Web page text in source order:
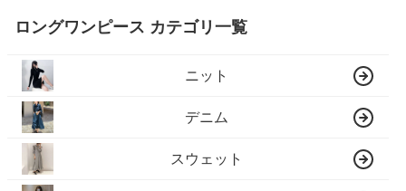
ロングワンピース カテゴリ一覧
ニット
デニム
スウェット